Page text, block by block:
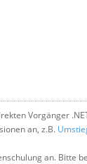
Vorgänger
an, z.B.
an. Bitte